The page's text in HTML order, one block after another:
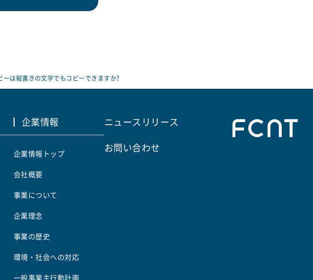
ーは縦書きの文字でもコピーできますか?
企業情報
企業情報トップ
会社概要
事業について
企業理念
事業の歴史
環境・社会への対応
一般事業主行動計画
ニュースリリース
お問い合わせ